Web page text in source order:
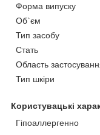
Форма випуску
Об`єм
Тип засобу
Стать
Область
Тип шкіри
Користувацькі
Гіпоаллергенно